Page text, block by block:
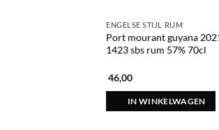
ENGELSE STIJL RUM
Port mourant guyana
1423 sbs rum 57% 70cl
46,00
IN WINKELWAGEN